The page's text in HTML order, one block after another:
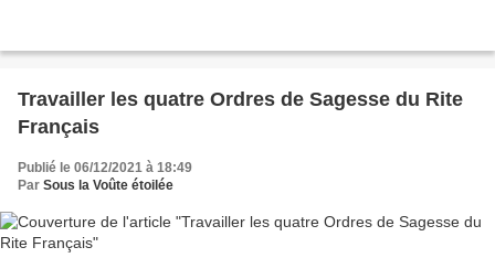
Travailler les quatre Ordres de Sagesse du Rite
Français
Publié le 06/12/2021 à 18:49
Par Sous la Voûte étoilée